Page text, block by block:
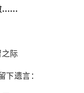
……
之际
下遗言：